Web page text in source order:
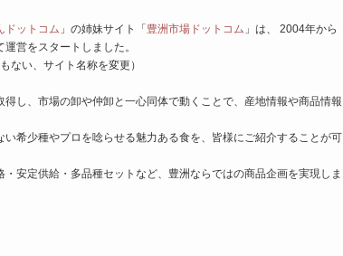
ドットコム 」の姉妹サイト「豊洲市場ドットコム 」は、 2004年から
運営をスタートしました。
ない、サイト名称を変更）
得し、市場の卸や仲卸と一心同体で動くことで、産地情報や商品情報
い希少種やプロを唸らせる魅力ある食を、皆様にご紹介することが可
安定供給・多品種セットなど、豊洲ならではの商品企画を実現しま